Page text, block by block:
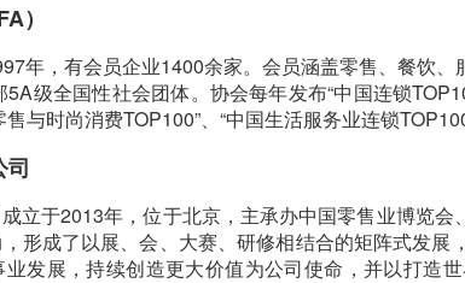
）
年，有会员企业1400余家。会员涵盖零售、餐饮
级全国性社会团体。协会每年发布“中国连锁
与时尚消费TOP100”、“中国生活服务业连锁
司
立于2013年，位于北京，主承办中国零售业博览会
形成了以展、会、大赛、研修相结合的矩阵式发
发展，持续创造更大价值为公司使命，并以打造